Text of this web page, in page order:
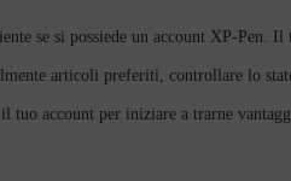
se si possiede un account XP-Pen.
articoli preferiti, controllare lo
tuo account per iniziare a trarne